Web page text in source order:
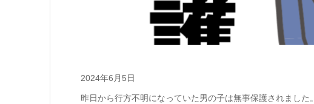
2024年6月5日
昨日から行方不明になっていた男の子は無事保護されました。